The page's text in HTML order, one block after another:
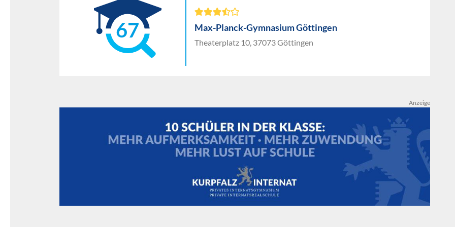
67 Max-Planck-Gymnasium Göttingen
Theaterplatz 10, 37073 Göttingen
Anzeige